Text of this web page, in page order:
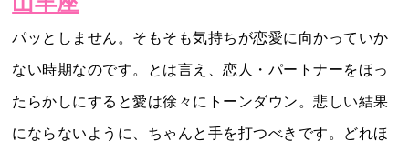
パッとしません。そもそも気持ちが恋愛に向かっていか
ない時期なのです。とは言え、恋人・パートナーをほっ
たらかしにすると愛は徐々にトーンダウン。悲しい結果
にならないように、ちゃんと手を打つべきです。どれほ